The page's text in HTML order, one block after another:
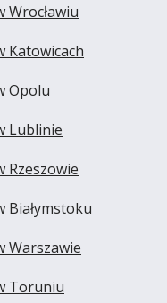
Wrocławiu
Katowicach
Opolu
Lublinie
Rzeszowie
Białymstoku
Warszawie
Toruniu